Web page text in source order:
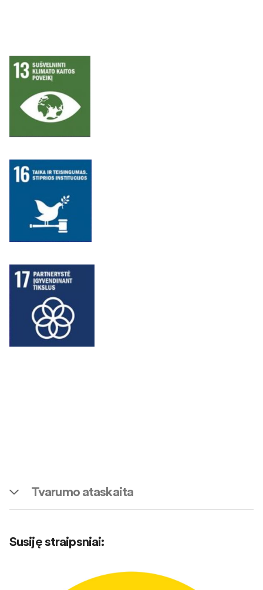
Tvarumo ataskaita
Susiję straipsniai: